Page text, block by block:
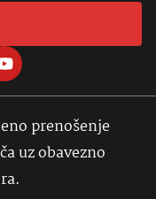
prenošenje
uz obavezno